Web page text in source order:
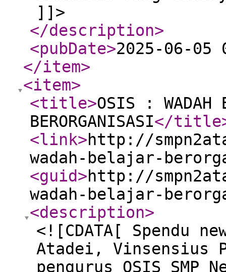
]]>
</description>
<pubDate>2025-06-05
</item>
<item>
<title>OSIS : WADAH
BERORGANISASI</title
<link>http://
wadah-belajar-
<guid>http://
wadah-belajar-
<description>
<![CDATA[ Spendu
Atadei, Vinsensius
pengurus OSIS